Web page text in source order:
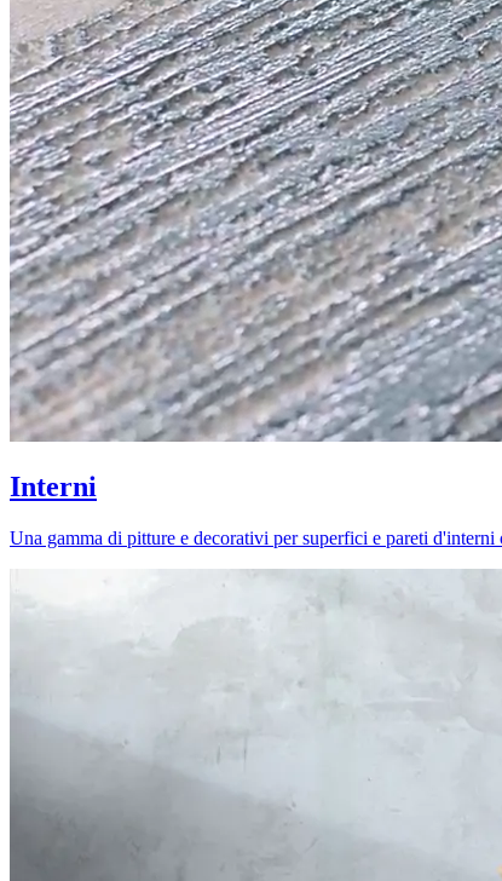
Interni
Una gamma di pitture e decorativi per superfici e pareti